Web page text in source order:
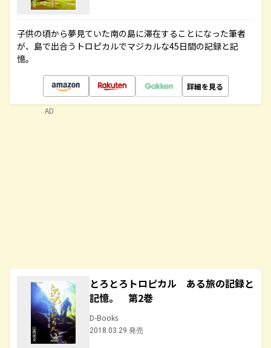
子供の頃から夢見ていた南の島に滞在することになった筆者
が、島で出合うトロピカルでマジカルな45日間の記録と記
憶。
詳細を見る
とろとろトロピカル ある旅の記録と
記憶。 第2巻
D-Books
2018.03.29 発売
AD